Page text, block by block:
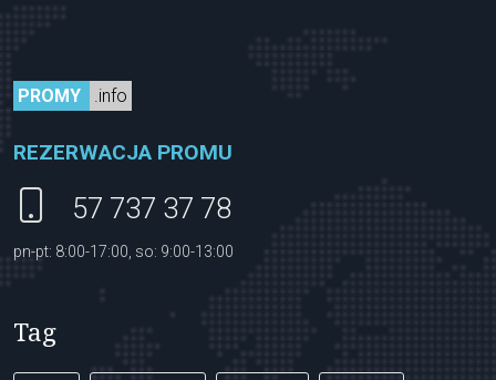
PROMY .info
REZERWACJA PROMU
57 737 37 78
pn-pt: 8:00-17:00, so: 9:00-13:00
Tag